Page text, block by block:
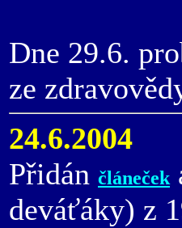
Dne 29.6.
ze
24.6.2004
Přidán článeček
deváťáky) z